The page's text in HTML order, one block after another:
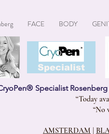
FACE BODY
CryoPen®
Specialist
® Specialist
“Today
“No
AMSTERDAM